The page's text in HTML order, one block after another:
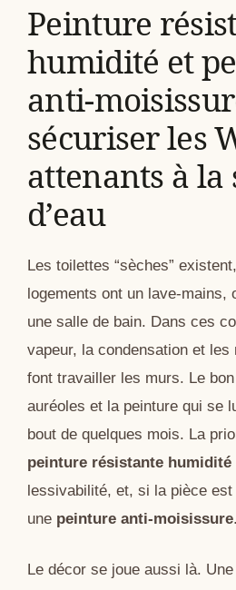
Peinture
humidité et
anti-
sécuriser les
attenants à la
d’eau
Les toilettes “sèches”
logements ont un lave-mains,
une salle de bain. Dans ces
vapeur, la condensation et les
font travailler les murs. Le
auréoles et la peinture qui se
bout de quelques mois. La
peinture résistante humidité
lessivabilité, et, si la pièce
une peinture anti-moisissure.
Le décor se joue aussi là.